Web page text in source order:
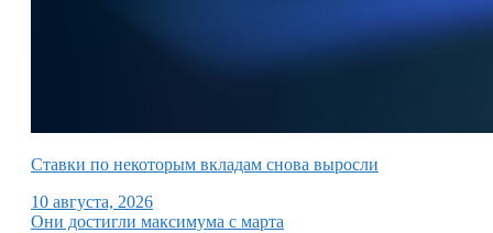
Ставки по некоторым вкладам снова выросли
10 августа, 2026
Они достигли максимума с марта